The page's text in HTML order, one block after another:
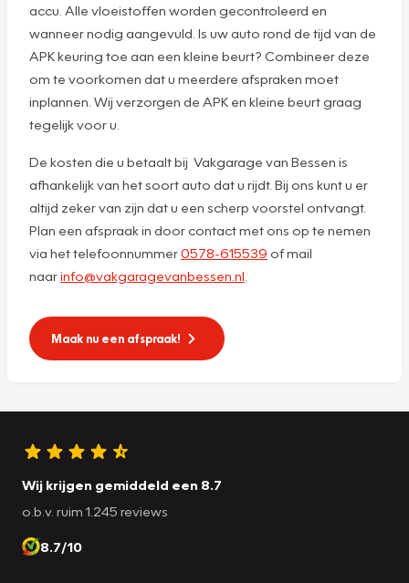
accu. Alle vloeistoffen worden gecontroleerd en
wanneer nodig aangevuld. Is uw auto rond de tijd van de
APK keuring toe aan een kleine beurt? Combineer deze
om te voorkomen dat u meerdere afspraken moet
inplannen. Wij verzorgen de APK en kleine beurt graag
tegelijk voor u.
De kosten die u betaalt bij Vakgarage van Bessen is
afhankelijk van het soort auto dat u rijdt. Bij ons kunt u er
altijd zeker van zijn dat u een scherp voorstel ontvangt.
Plan een afspraak in door contact met ons op te nemen
via het telefoonnummer0578-615539 of mail
naarinfo@vakgaragevanbessen.nl
Maak nu een afspraak!
Wij krijgen gemiddeld een 8.7
o.b.v. ruim 1.245 reviews
8.7/10